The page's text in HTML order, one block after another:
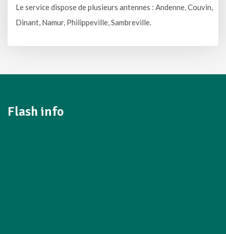
Le service dispose de plusieurs antennes : Andenne, Couvin,
Dinant, Namur, Philippeville, Sambreville.
Flash info